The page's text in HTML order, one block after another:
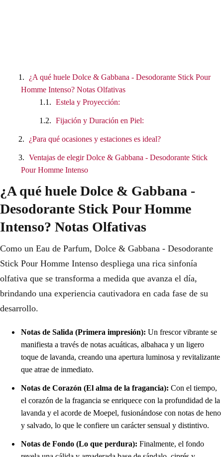
¿A qué huele Dolce & Gabbana - Desodorante Stick Pour
Homme Intenso? Notas Olfativas
Estela y Proyección:
Fijación y Duración en Piel:
¿Para qué ocasiones y estaciones es ideal?
Ventajas de elegir Dolce & Gabbana - Desodorante Stick
Pour Homme Intenso
¿A qué huele Dolce & Gabbana -
Desodorante Stick Pour Homme
Intenso? Notas Olfativas
Como un Eau de Parfum, Dolce & Gabbana - Desodorante
Stick Pour Homme Intenso despliega una rica sinfonía
olfativa que se transforma a medida que avanza el día,
brindando una experiencia cautivadora en cada fase de su
desarrollo.
Notas de Salida (Primera impresión): Un frescor vibrante se
manifiesta a través de notas acuáticas, albahaca y un ligero
toque de lavanda, creando una apertura luminosa y revitalizante
que atrae de inmediato.
Notas de Corazón (El alma de la fragancia): Con el tiempo,
el corazón de la fragancia se enriquece con la profundidad de la
lavanda y el acorde de Moepel, fusionándose con notas de heno
y salvado, lo que le confiere un carácter sensual y distintivo.
Notas de Fondo (Lo que perdura): Finalmente, el fondo